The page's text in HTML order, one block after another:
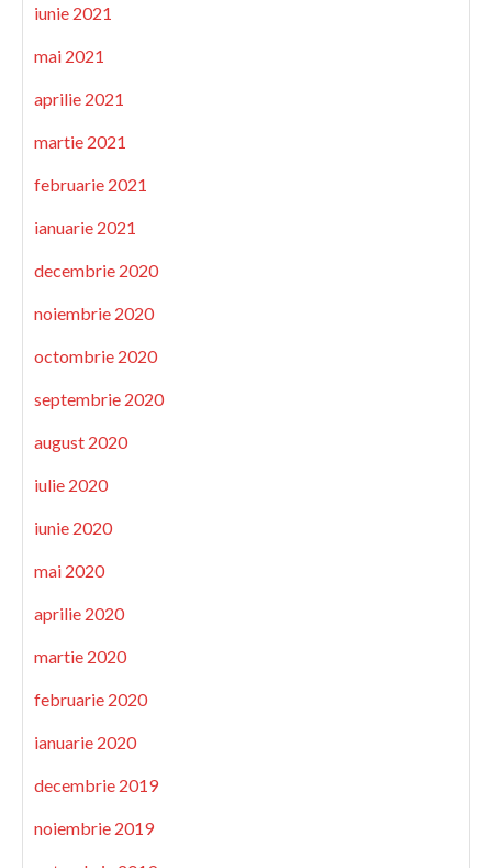
iunie 2021
mai 2021
aprilie 2021
martie 2021
februarie 2021
ianuarie 2021
decembrie 2020
noiembrie 2020
octombrie 2020
septembrie 2020
august 2020
iulie 2020
iunie 2020
mai 2020
aprilie 2020
martie 2020
februarie 2020
ianuarie 2020
decembrie 2019
noiembrie 2019